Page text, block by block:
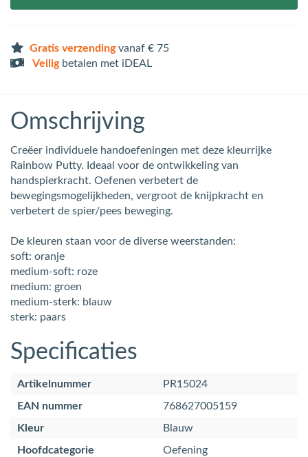
Gratis verzendingvanaf € 75
Veiligbetalen met iDEAL
Omschrijving
Creëer individuele handoefeningen met deze kleurrijke
Rainbow Putty. Ideaal voor de ontwikkeling van
handspierkracht. Oefenen verbetert de
bewegingsmogelijkheden, vergroot de knijpkracht en
verbetert de spier/pees beweging.
De kleuren staan voor de diverse weerstanden:
soft: oranje
medium-soft: roze
medium: groen
medium-sterk: blauw
sterk: paars
Specificaties
Artikelnummer
PR15024
EAN nummer
768627005159
Kleur
Blauw
Hoofdcategorie
Oefening